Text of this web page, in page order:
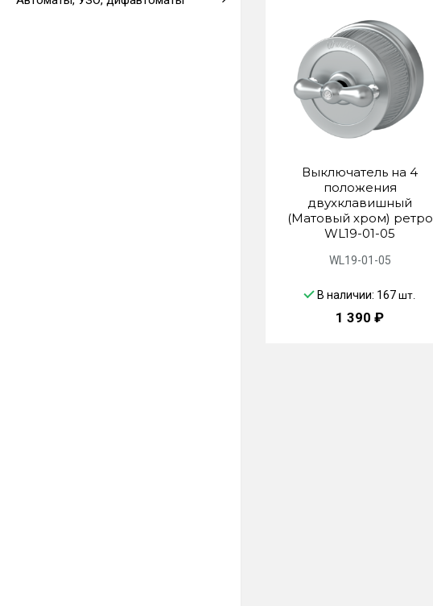
Выключатель на 4
положения
двухклавишный
(Матовый хром) ретро
WL19-01-05
WL19-01-05
В наличии: 167шт.
1 390 ₽